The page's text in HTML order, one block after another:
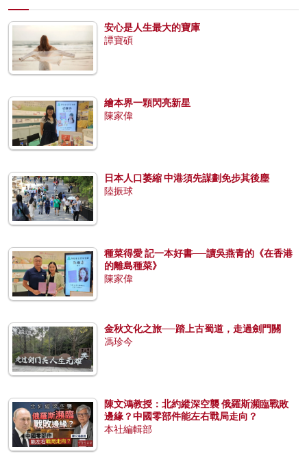
安心是人生最大的寶庫
譚寶碩
繪本界一顆閃亮新星
陳家偉
日本人口萎縮 中港須先謀劃免步其後塵
陸振球
種菜得愛 記一本好書──讀吳燕青的《在香港
的離島種菜》
陳家偉
金秋文化之旅──踏上古蜀道，走過劍門關
馮珍今
陳文鴻教授：北約縱深空襲 俄羅斯瀕臨戰敗
邊緣？中國零部件能左右戰局走向？
本社編輯部